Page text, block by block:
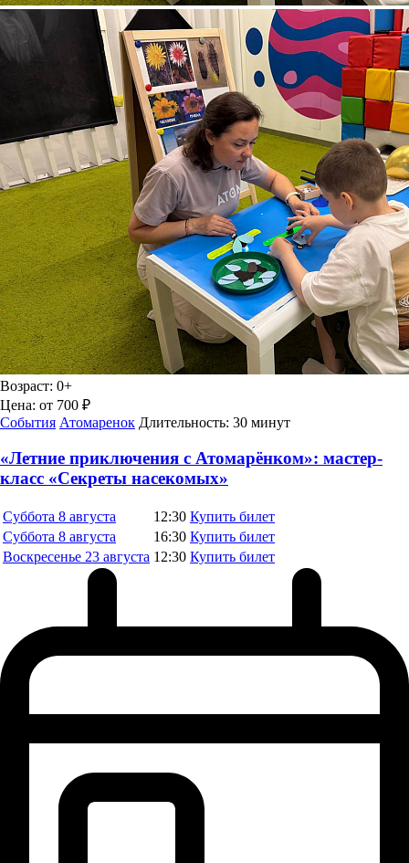
Возраст: 0+
Цена: от 700 ₽
События Атомаренок Длительность: 30 минут
«Летние приключения с Атомарёнком»: мастер-
класс «Секреты насекомых»
Суббота 8 августа 12:30 Купить билет
Суббота 8 августа 16:30 Купить билет
Воскресенье 23 августа 12:30 Купить билет